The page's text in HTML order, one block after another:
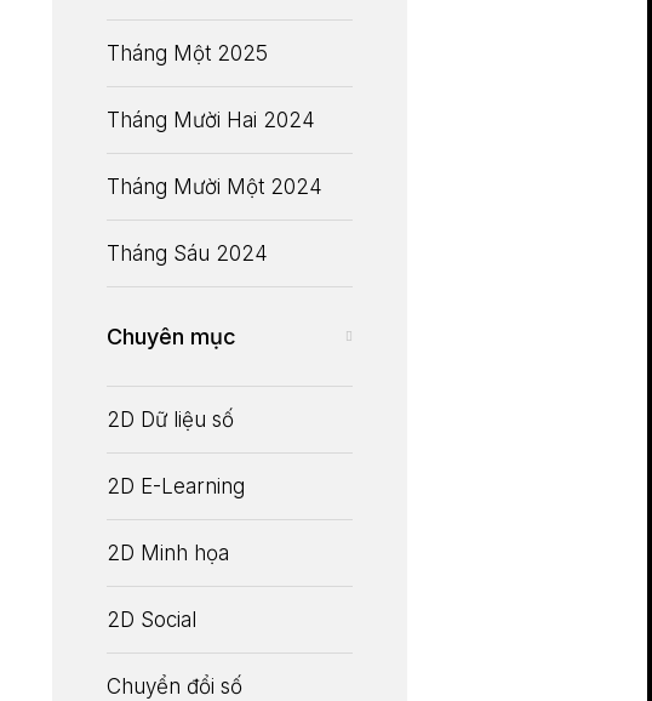
Tháng Một 2025
Tháng Mười Hai 2024
Tháng Mười Một 2024
Tháng Sáu 2024
Chuyên mục
2D Dữ liệu số
2D E-Learning
2D Minh họa
2D Social
Chuyển đổi số